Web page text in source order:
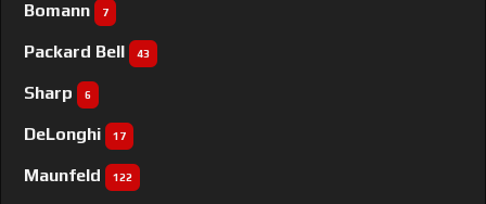
Bomann 7
Packard Bell 43
Sharp 6
DeLonghi 17
Maunfeld 122